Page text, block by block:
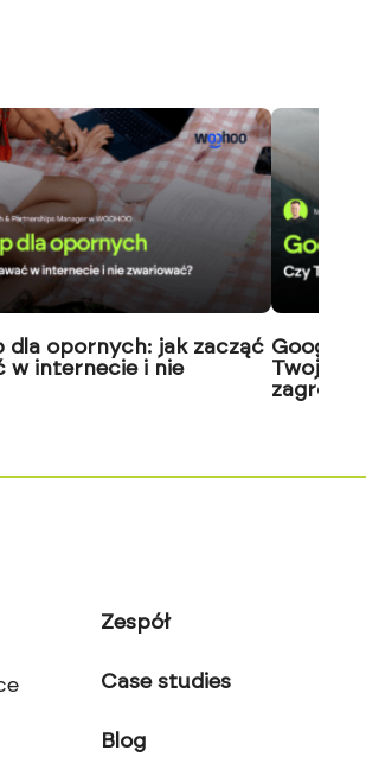
dla opornych: jak zacząć
w internecie i nie
Google
Twoja
Zespół
Case studies
Blog